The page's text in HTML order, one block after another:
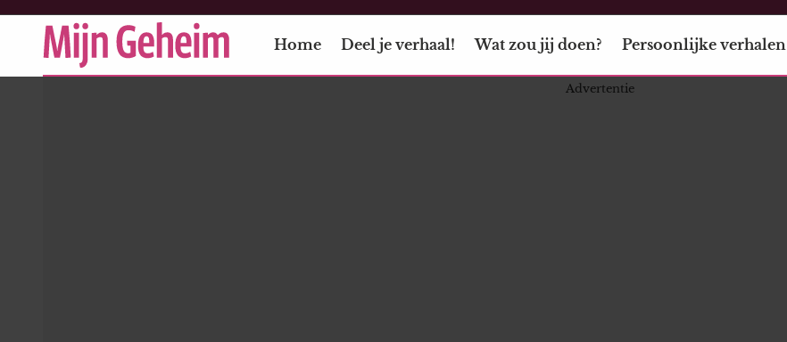
Home Deel je verhaal! Wat zou jij doen? Persoonlijke verhalen